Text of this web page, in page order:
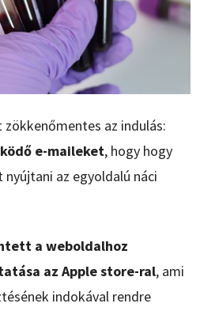
az indulás:
e-maileket, hogy hogy
az egyoldalú náci
a weboldalhoz
az Apple store-ral, ami
indokával rendre